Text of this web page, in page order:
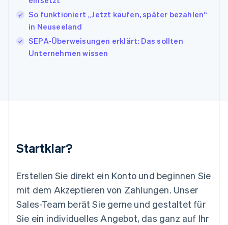
So funktioniert „Jetzt kaufen, später bezahlen“
in Neuseeland
SEPA-Überweisungen erklärt: Das sollten
Unternehmen wissen
Startklar?
Erstellen Sie direkt ein Konto und beginnen Sie
mit dem Akzeptieren von Zahlungen. Unser
Sales-Team berät Sie gerne und gestaltet für
Sie ein individuelles Angebot, das ganz auf Ihr
Kroatien
EnglishItaliano
Lettland
Liechtenstein
DeutschEnglish
Mexiko
English
Niederlande
Nederlands English
Norwegen
English